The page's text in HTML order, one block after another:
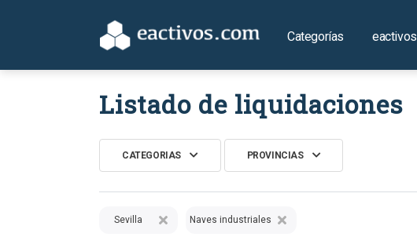
Categorías eactivos
Listado de liquidaciones
CATEGORIAS PROVINCIAS
Sevilla Naves industriales